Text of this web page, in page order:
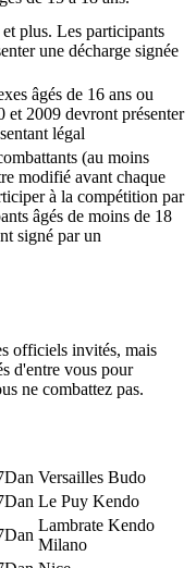
plus. Les participants
une décharge signée
âgés de 16 ans ou
et 2009 devront présenter
légal
(au moins
modifié avant chaque
à la compétition par
âgés de moins de 18
signé par un
officiels invités, mais
d'entre vous pour
ne combattez pas.
Versailles Budo
Le Puy Kendo
Lambrate Kendo
Milano